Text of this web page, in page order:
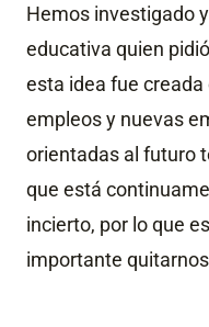
Hemos investigado
educativa quien
esta idea fue
empleos y nuevas
orientadas al futuro
que está
incierto, por lo que
importante